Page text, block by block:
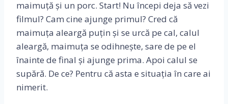
maimuță și un porc. Start! Nu începi deja să vezi
filmul? Cam cine ajunge primul? Cred că
maimuța aleargă puțin și se urcă pe cal, calul
aleargă, maimuța se odihnește, sare de pe el
înainte de final și ajunge prima. Apoi calul se
supără. De ce? Pentru că asta e situația în care ai
nimerit.